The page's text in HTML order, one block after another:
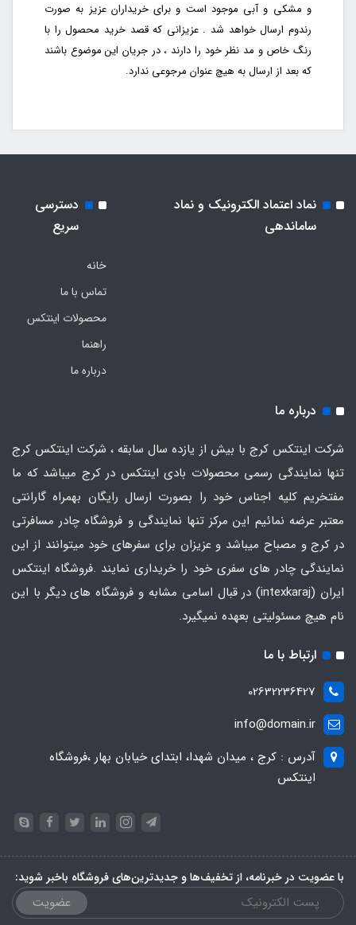
و مشکی و آبی موجود است و برای خریداران عزیز به صورت
رندوم ارسال خواهد شد . عزیزانی که قصد خرید محصول را با
رنگ خاص و مد نظر خود را دارند ، در جریان این موضوع باشند
که بعد از ارسال به هیچ عنوان مرجوعی ندارد.
نماد اعتماد الکترونیک و نماد
ساماندهی
دسترسی
سریع
خانه
تماس با ما
محصولات اینتکس
راهنما
درباره ما
درباره ما
شرکت اینتکس کرج با بیش از یازده سال سابقه ، شرکت اینتکس کرج
تنها نمایندگی رسمی محصولات بادی اینتکس در کرج میباشد که ما
مفتخریم کلیه اجناس خود را بصورت ارسال رایگان بهمراه گارانتی
معتبر عرضه نمائیم این مرکز تنها نمایندگی و فروشگاه چادر مسافرتی
در کرج و مصباح میباشد و عزیزان برای سفرهای خود میتوانند از این
نمایندگی چادر های سفری خود را خریداری نمایند .فروشگاه اینتکس
ایران
(intexkaraj) در قبال اسامی مشابه و فروشگاه های دیگر با این
نام هیچ مسئولیتی بعهده نمیگیرد.
ارتباط با ما
02632236427
info@domain.ir
آدرس : کرج ، میدان شهدا، ابتدای خیابان بهار ،فروشگاه
اینتکس
با عضویت در خبرنامه، از تخفیف‌ها و جدیدترین‌های فروشگاه باخبر شوید:
عضویت